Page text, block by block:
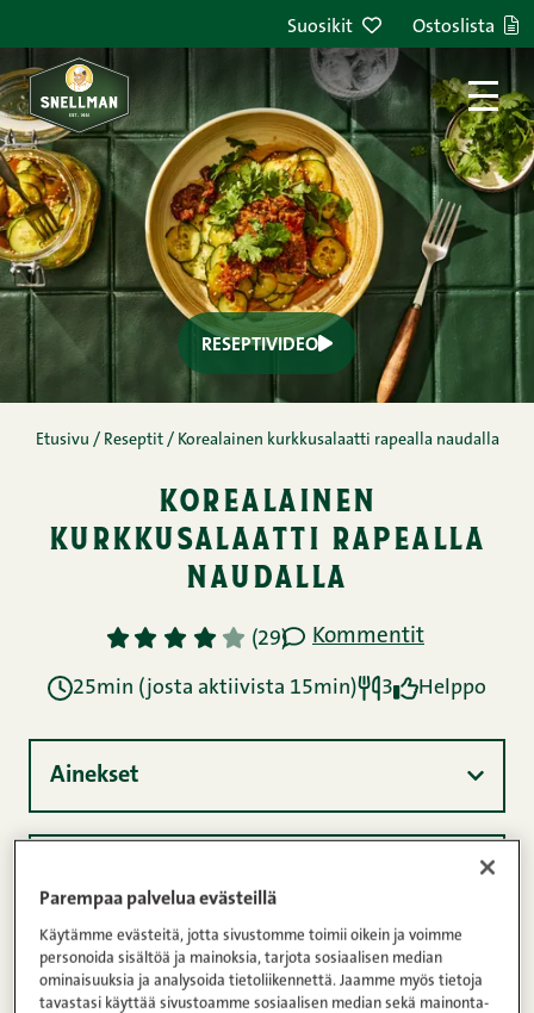
Suosikit Ostoslista
RESEPTIVIDEO
Etusivu / Reseptit / Korealainen kurkkusalaatti rapealla naudalla
korealainen
kurkkusalaatti rapealla
naudalla
1 2 3 4 5 (29) Kommentit
25min (josta aktiivista 15min) 3 Helppo
Ainekset
Ravintosisältö
Parempaa palvelua evästeillä
Käytämme evästeitä, jotta sivustomme toimii oikein ja voimme
personoida sisältöä ja mainoksia, tarjota sosiaalisen median
ominaisuuksia ja analysoida tietoliikennettä. Jaamme myös tietoja
tavastasi käyttää sivustoamme sosiaalisen median sekä mainonta-